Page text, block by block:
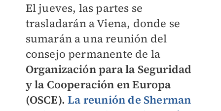
El jueves, las partes se
trasladarán a Viena, donde se
sumarán a una reunión del
consejo permanente de la
Organización para la Seguridad
y la Cooperación en Europa
(OSCE).La reunión de Sherman